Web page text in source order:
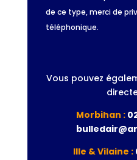
de ce type, merci de
téléphonique.
Vous pouvez
Morbihan :
Ille & Vilaine :